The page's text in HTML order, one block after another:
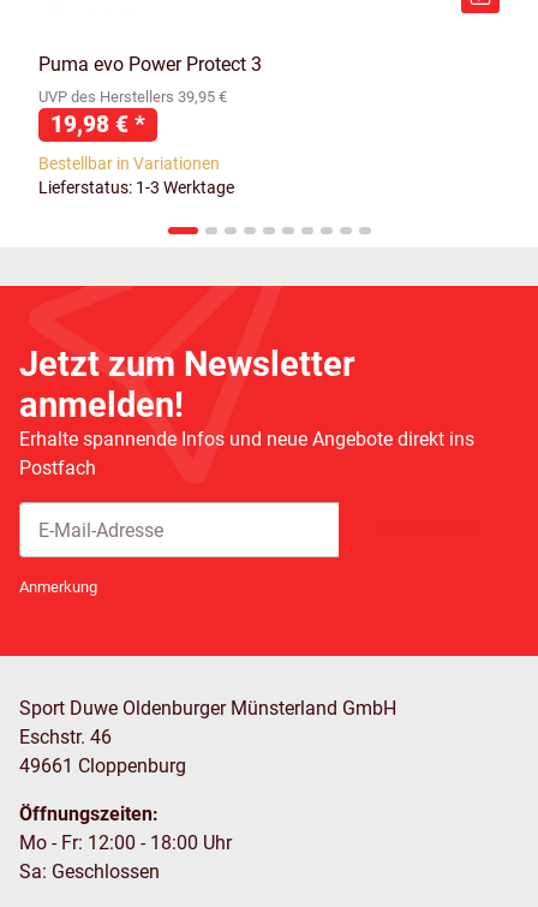
Puma evo Power Protect 3
UVP des Herstellers 39,95 €
19,98 € *
Bestellbar in Variationen
Lieferstatus: 1-3 Werktage
Jetzt zum Newsletter
anmelden!
Erhalte spannende Infos und neue Angebote direkt ins
Postfach
Anmerkung
Sport Duwe Oldenburger Münsterland GmbH
Eschstr. 46
49661 Cloppenburg
Öffnungszeiten:
Mo - Fr: 12:00 - 18:00 Uhr
Sa: Geschlossen